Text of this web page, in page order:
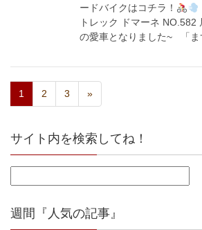
ードバイクはコチラ！
トレック ドマーネ NO.582
の愛車となりました~ 「
1 2 3 »
サイト内を検索してね！
週間『人気の記事』